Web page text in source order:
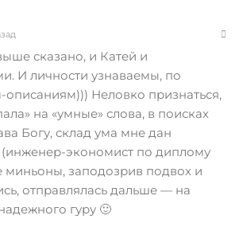
сказано, и Катей и
. И личности узнаваемы, по
Неловко признаться,
на «умные» слова, в поисках
Богу, склад ума мне дан
(инженер-экономист по диплому
миньоны, заподозрив подвох и
отправлялась дальше — на
гуру 🙂